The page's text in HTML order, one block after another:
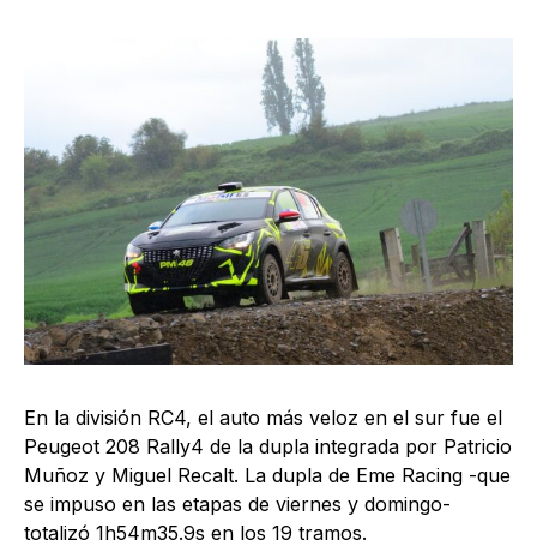
En la división RC4, el auto más veloz en el sur fue el
Peugeot 208 Rally4 de la dupla integrada por Patricio
Muñoz y Miguel Recalt. La dupla de Eme Racing -que
se impuso en las etapas de viernes y domingo-
totalizó 1h54m35.9s en los 19 tramos.